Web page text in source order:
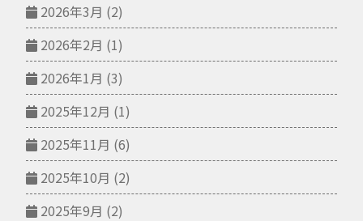
2026年3月 (2)
2026年2月 (1)
2026年1月 (3)
2025年12月 (1)
2025年11月 (6)
2025年10月 (2)
2025年9月 (2)